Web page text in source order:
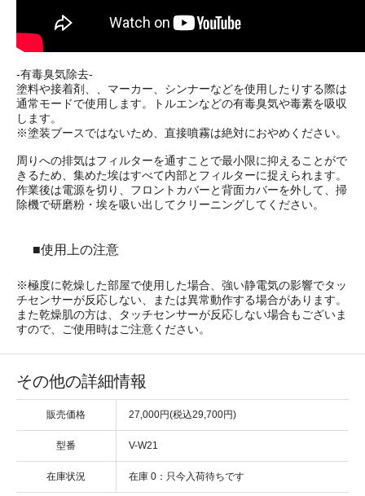
-有毒臭気除去-
塗料や接着剤、、マーカー、シンナーなどを使用したりする際は
通常モードで使用します。トルエンなどの有毒臭気や毒素を吸収
します。
※塗装ブースではないため、直接噴霧は絶対におやめください。
周りへの排気はフィルターを通すことで最小限に抑えることがで
きるため、集めた埃はすべて内部とフィルターに捉えられます。
作業後は電源を切り、フロントカバーと背面カバーを外して、掃
除機で研磨粉・埃を吸い出してクリーニングしてください。
■使用上の注意
※極度に乾燥した部屋で使用した場合、強い静電気の影響でタッ
チセンサーが反応しない、または異常動作する場合があります。
また乾燥肌の方は、タッチセンサーが反応しない場合もございま
すので、ご使用時はご注意ください。
その他の詳細情報
販売価格 27,000円(税込29,700円)
型番 V-W21
在庫状況 在庫 0：只今入荷待ちです